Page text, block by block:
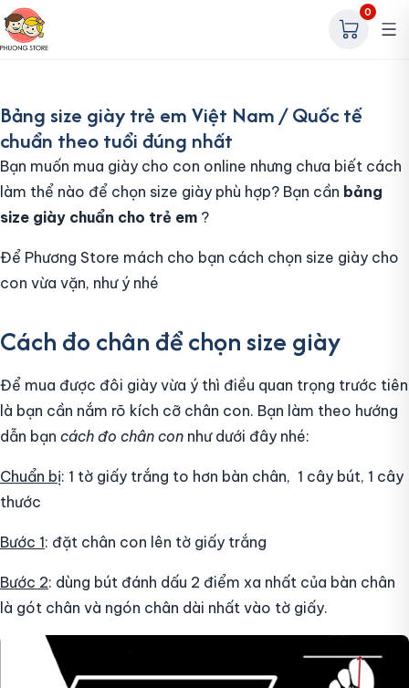
0
Bảng size giày trẻ em Việt Nam / Quốc tế
chuẩn theo tuổi đúng nhất
Bạn muốn mua giày cho con online nhưng chưa biết cách
làm thể nào để chọn size giày phù hợp? Bạn cần bảng
size giày chuẩn cho trẻ em ?
Để Phương Store mách cho bạn cách chọn size giày cho
con vừa vặn, như ý nhé
Cách đo chân để chọn size giày
Để mua được đôi giày vừa ý thì điều quan trọng trước tiên
là bạn cần nắm rõ kích cỡ chân con. Bạn làm theo hướng
dẫn bạn cách đo chân con như dưới đây nhé:
Chuẩn bị: 1 tờ giấy trắng to hơn bàn chân, 1 cây bút, 1 cây
thước
Bước 1: đặt chân con lên tờ giấy trắng
Bước 2: dùng bút đánh dấu 2 điểm xa nhất của bàn chân
là gót chân và ngón chân dài nhất vào tờ giấy.